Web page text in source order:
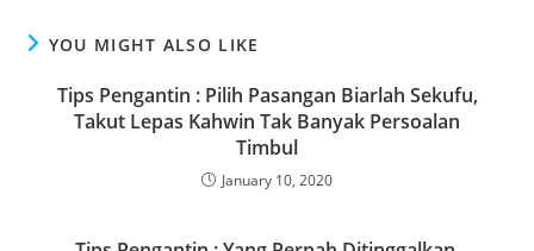
e
b
o
o
o
d
o
n
l e
YOU MIGHT ALSO LIKE
Tips Pengantin : Pilih Pasangan Biarlah Sekufu,
Takut Lepas Kahwin Tak Banyak Persoalan
Timbul
January 10, 2020